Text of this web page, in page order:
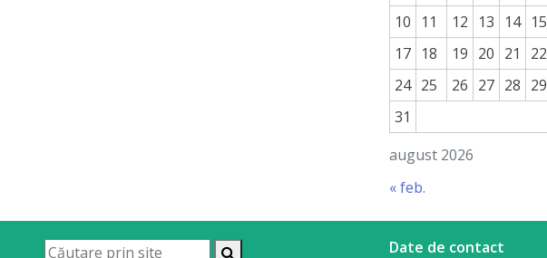
august 2026
10
11 12 13 14 15
17 18 19 20 21 22
24 25 26 27 28 29
31
« feb.
Date de contact